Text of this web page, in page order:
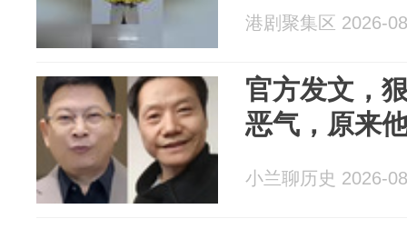
港剧聚集区 2026-
官方发文，
恶气，原来
小兰聊历史 2026-